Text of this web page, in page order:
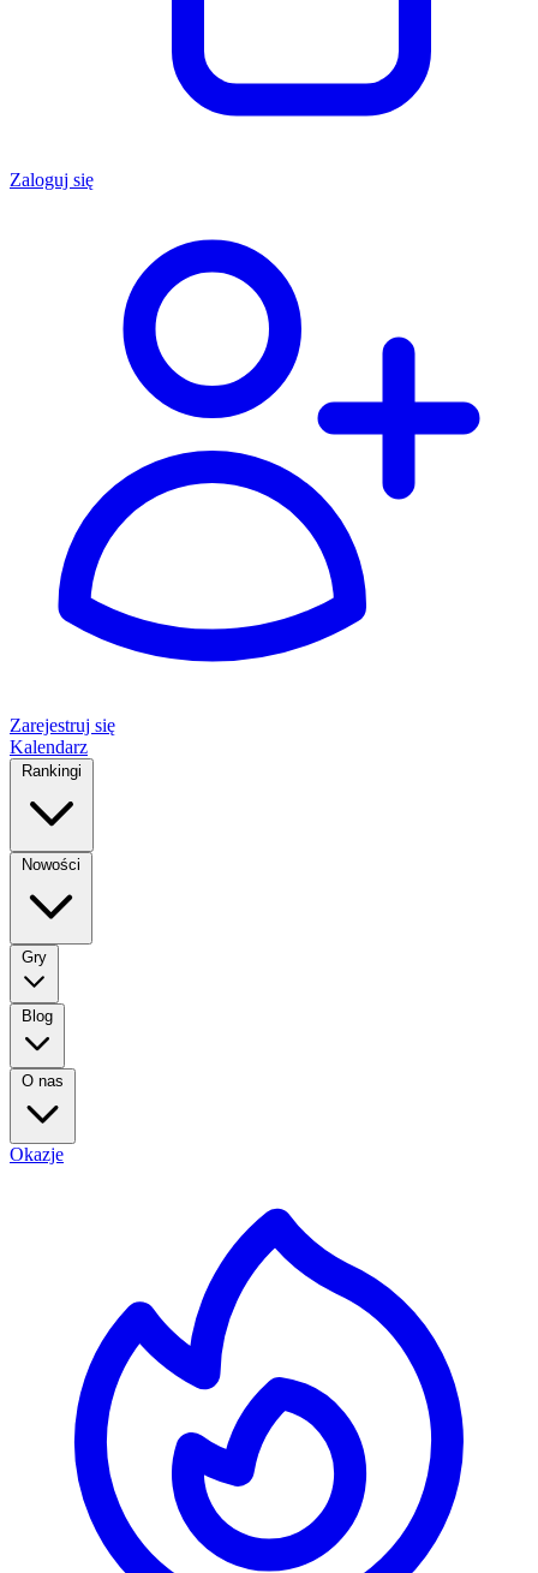
Zaloguj się
Zarejestruj się
Kalendarz
Rankingi
Nowości
Gry
Blog
O nas
Okazje